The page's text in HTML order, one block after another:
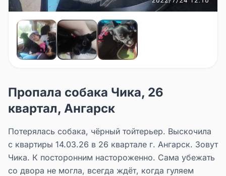
Пропала собака Чика, 26
квартал, Ангарск
Потерялась собака, чёрный тойтерьер. Выскочила
с квартиры 14.03.26 в 26 квартале г. Ангарск. Зовут
Чика. К посторонним настороженно. Сама убежать
со двора не могла, всегда ждёт, когда гуляем